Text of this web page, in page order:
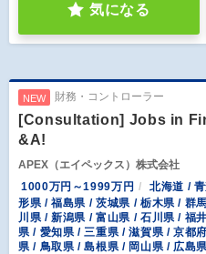
気になる
NEW 財務・コントローラー
[Consultation] Jobs in
&A!
APEX（エイペックス）株式会社
1000万円～1999万円
北海道 /
形県 / 福島県 / 茨城県 / 栃木県 / 群
川県 / 新潟県 / 富山県 / 石川県 / 福
県 / 愛知県 / 三重県 / 滋賀県 / 京都
県 / 鳥取県 / 島根県 / 岡山県 / 広島